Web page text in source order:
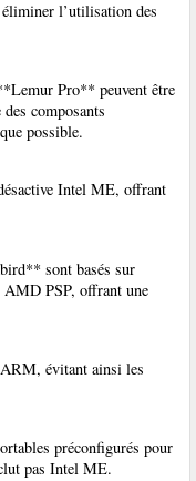
l’utilisation des
Pro** peuvent être
composants
possible.
Intel ME, offrant
sont basés sur
PSP, offrant une
évitant ainsi les
préconfigurés pour
pas Intel ME.